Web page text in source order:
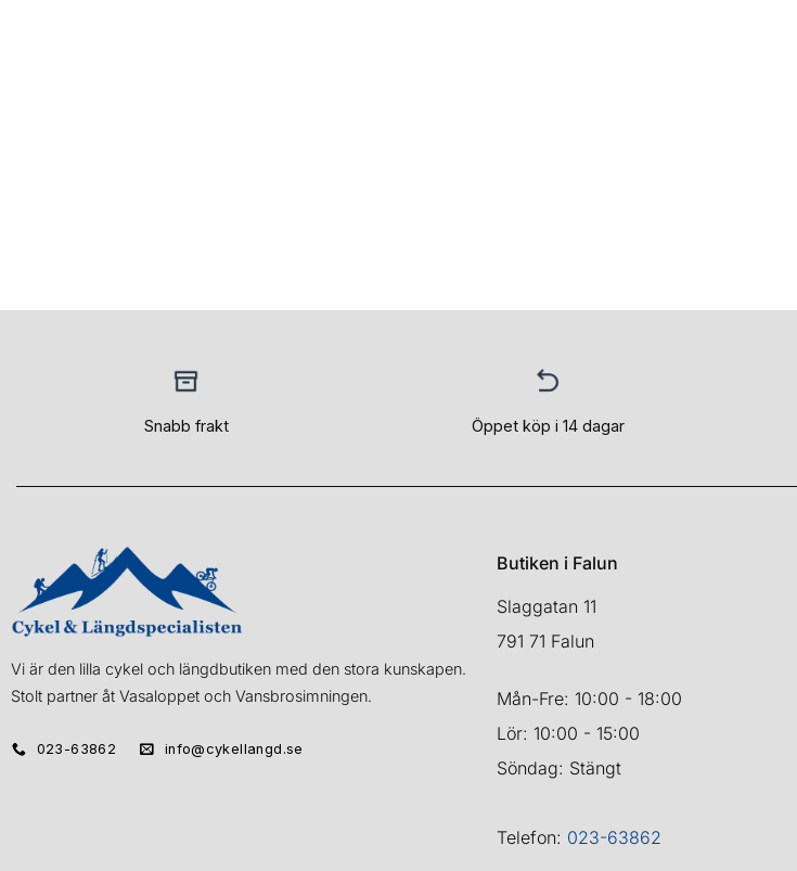
Snabb frakt Öppet köp i 14 dagar
Vi är den lilla cykel och längdbutiken med den stora kunskapen.
Stolt partner åt Vasaloppet och Vansbrosimningen.
023-63862 info@cykellangd.se
Butiken i Falun
Slaggatan 11
791 71 Falun
Mån-Fre: 10:00 - 18:00
Lör: 10:00 - 15:00
Söndag: Stängt
Telefon: 023-63862